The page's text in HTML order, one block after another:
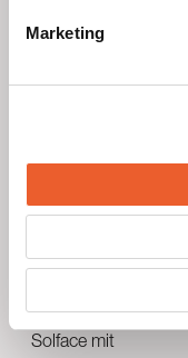
Marketing
Datenblatt
(PDF)
Datenblatt
Fassadensystem
Solface mit